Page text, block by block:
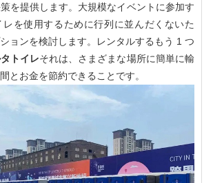
を提供します。大規模なイベントに参加す
を使用するために行列に並んだくないた
ョンを検討します。レンタルするもう 1 つ
トイレそれは、さまざまな場所に簡単に輸
とお金を節約できることです。